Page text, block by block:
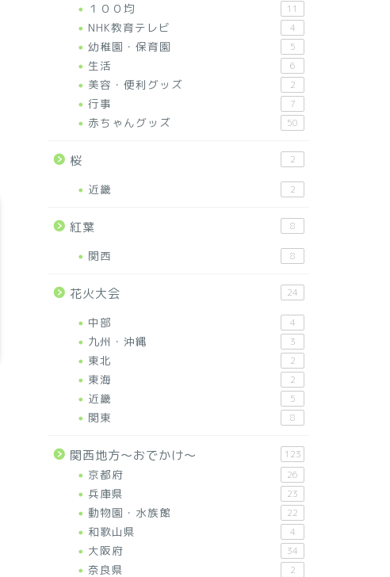
１００均 11
NHK教育テレビ 4
幼稚園・保育園 5
生活 6
美容・便利グッズ 2
行事 7
赤ちゃんグッズ 50
桜 2
近畿 2
紅葉 8
関西 8
花火大会 24
中部 4
九州・沖縄 3
東北 2
東海 2
近畿 5
関東 8
関西地方～おでかけ～ 123
京都府 26
兵庫県 23
動物園・水族館 22
和歌山県 4
大阪府 34
奈良県 2